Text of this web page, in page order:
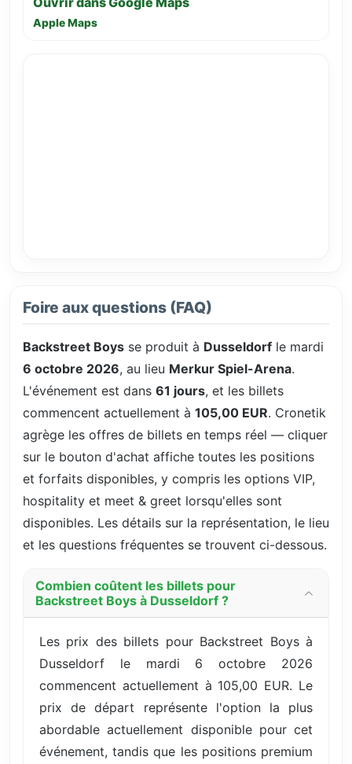
Apple Maps
Foire aux questions (FAQ)
Backstreet Boys se produit à Dusseldorf le mardi
6 octobre 2026, au lieu Merkur Spiel-Arena.
L'événement est dans 61 jours, et les billets
commencent actuellement à 105,00 EUR. Cronetik
agrège les offres de billets en temps réel — cliquer
sur le bouton d'achat affiche toutes les positions
et forfaits disponibles, y compris les options VIP,
hospitality et meet & greet lorsqu'elles sont
disponibles. Les détails sur la représentation, le lieu
et les questions fréquentes se trouvent ci-dessous.
Combien coûtent les billets pour
Backstreet Boys à Dusseldorf ?
Les prix des billets pour Backstreet Boys à
Dusseldorf le mardi 6 octobre 2026
commencent actuellement à 105,00 EUR. Le
prix de départ représente l'option la plus
abordable actuellement disponible pour cet
événement, tandis que les positions premium